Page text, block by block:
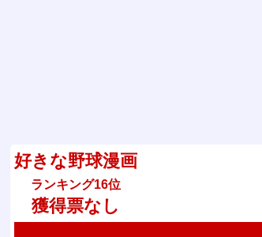
好きな野球漫画
ランキング16位
獲得票なし